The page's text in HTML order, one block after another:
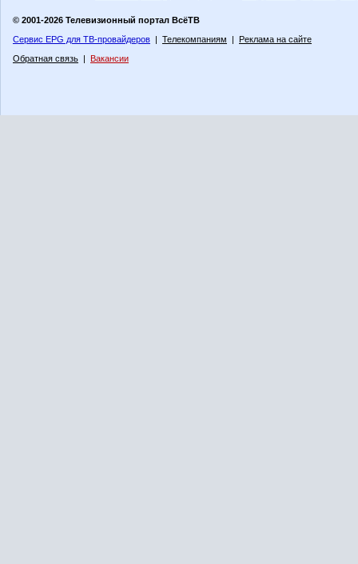
© 2001-2026 Телевизионный портал ВсёТВ
Сервис EPG для ТВ-провайдеров | Телекомпаниям | Реклама на сайте
Обратная связь | Вакансии